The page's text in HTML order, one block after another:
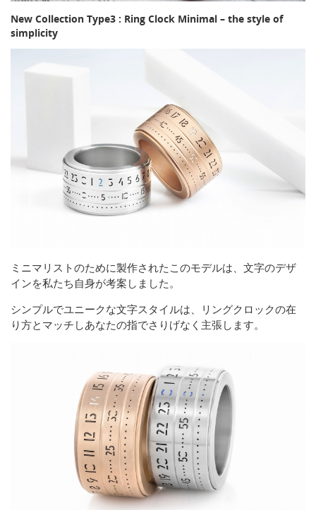
New Collection Type3 : Ring Clock Minimal – the style of
simplicity
ミニマリストのために製作されたこのモデルは、文字のデザ
インを私たち自身が考案しました。
シンプルでユニークな文字スタイルは、リングクロックの在
り方とマッチしあなたの指でさりげなく主張します。